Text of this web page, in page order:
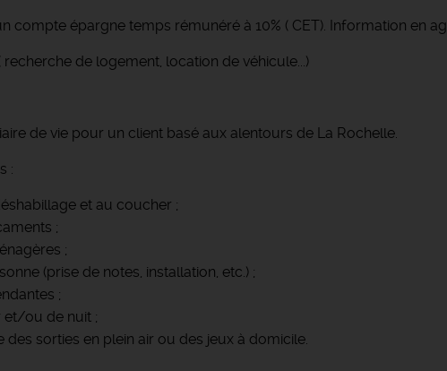
compte épargne temps rémunéré à 10% ( CET). Information en
de logement, location de véhicule...)
de vie pour un client basé aux alentours de La Rochelle.
:
et au coucher ;
;
;
(prise de notes, installation, etc.) ;
;
et/ou de nuit ;
des sorties en plein air ou des jeux à domicile.